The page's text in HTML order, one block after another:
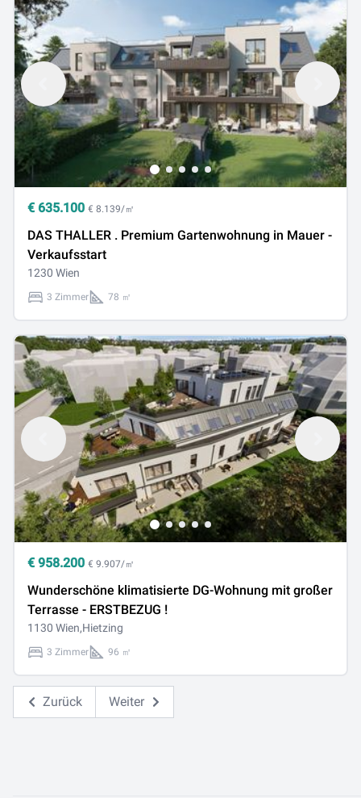
€ 635.100 € 8.139/㎡
DAS THALLER . Premium Gartenwohnung in Mauer -
Verkaufsstart
1230 Wien
3 Zimmer 78 ㎡
€ 958.200 € 9.907/㎡
Wunderschöne klimatisierte DG-Wohnung mit großer
Terrasse - ERSTBEZUG !
1130 Wien,Hietzing
3 Zimmer 96 ㎡
Zurück Weiter